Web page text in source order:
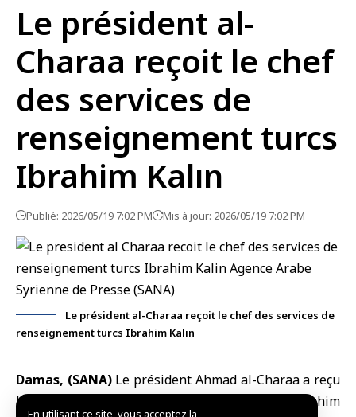
En utilisant ce site, vous acceptez la
Le président al-
Charaa reçoit le chef
des services de
renseignement turcs
Ibrahim Kalın
Publié: 2026/05/19 7:02 PM Mis à jour: 2026/05/19 7:02 PM
Le président al-Charaa reçoit le chef des services de
renseignement turcs Ibrahim Kalın
Damas, (SANA)Le président Ahmad al-Charaaa reçu
le
, İbrahim